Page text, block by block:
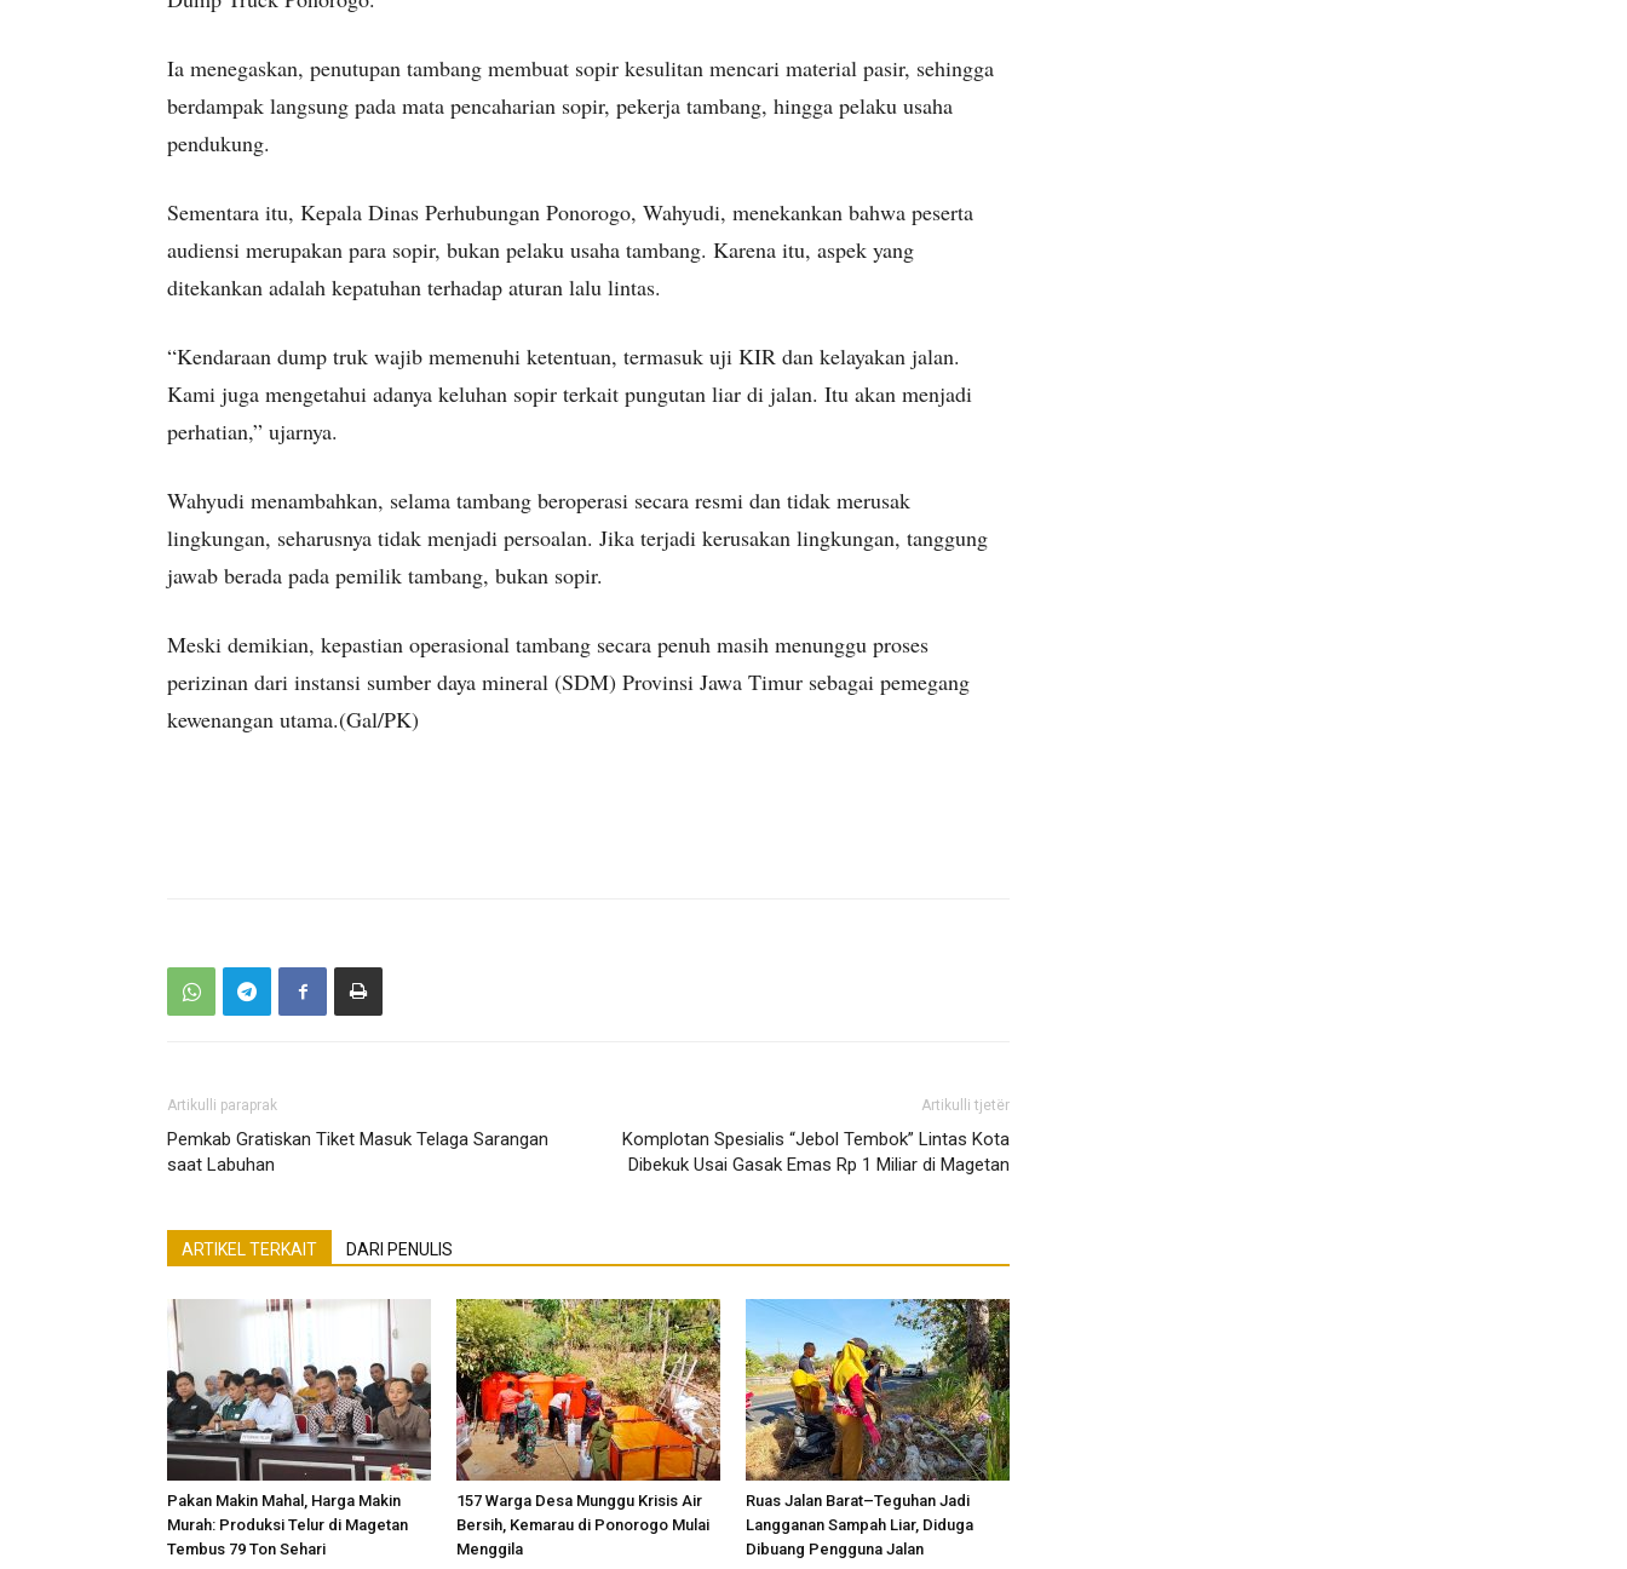
Ia menegaskan, penutupan tambang membuat sopir kesulitan mencari material pasir, sehingga
berdampak langsung pada mata pencaharian sopir, pekerja tambang, hingga pelaku usaha
pendukung.
Sementara itu, Kepala Dinas Perhubungan Ponorogo, Wahyudi, menekankan bahwa peserta
audiensi merupakan para sopir, bukan pelaku usaha tambang. Karena itu, aspek yang
ditekankan adalah kepatuhan terhadap aturan lalu lintas.
“Kendaraan dump truk wajib memenuhi ketentuan, termasuk uji KIR dan kelayakan jalan.
Kami juga mengetahui adanya keluhan sopir terkait pungutan liar di jalan. Itu akan menjadi
perhatian,” ujarnya.
Wahyudi menambahkan, selama tambang beroperasi secara resmi dan tidak merusak
lingkungan, seharusnya tidak menjadi persoalan. Jika terjadi kerusakan lingkungan, tanggung
jawab berada pada pemilik tambang, bukan sopir.
Meski demikian, kepastian operasional tambang secara penuh masih menunggu proses
perizinan dari instansi sumber daya mineral (SDM) Provinsi Jawa Timur sebagai pemegang
kewenangan utama.(Gal/PK)
Artikulli paraprak
Pemkab Gratiskan Tiket Masuk Telaga Sarangan
saat Labuhan
Artikulli tjetër
Komplotan Spesialis “Jebol Tembok” Lintas Kota
Dibekuk Usai Gasak Emas Rp 1 Miliar di Magetan
ARTIKEL TERKAIT DARI PENULIS
Pakan Makin Mahal, Harga Makin
Murah: Produksi Telur di Magetan
Tembus 79 Ton Sehari
157 Warga Desa Munggu Krisis Air
Bersih, Kemarau di Ponorogo Mulai
Menggila
Ruas Jalan Barat–Teguhan Jadi
Langganan Sampah Liar, Diduga
Dibuang Pengguna Jalan